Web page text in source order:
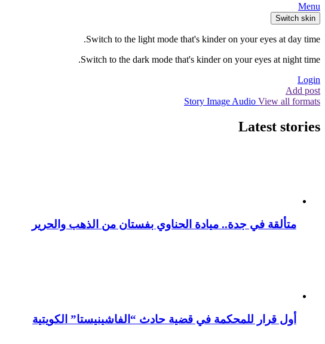
Menu
Switch skin
Switch to the light mode that's kinder on your eyes at day time.
Switch to the dark mode that's kinder on your eyes at night time.
Login
Add post
Story Image Audio View all formats
Latest stories
متألقة في جدة.. ميادة الحناوي بفستان من الذهب والحرير
أول قرار للمحكمة في قضية حادث “الفاشينيستا” الكويتية